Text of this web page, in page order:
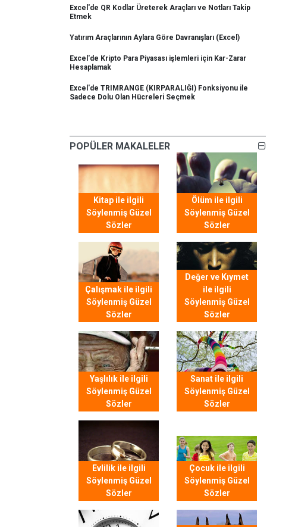
Excel'de QR Kodlar Üreterek Araçları ve Notları Takip
Etmek
Yatırım Araçlarının Aylara Göre Davranışları (Excel)
Excel'de Kripto Para Piyasası işlemleri için Kar-Zarar
Hesaplamak
Excel'de TRIMRANGE (KIRPARALIĞI) Fonksiyonu ile
Sadece Dolu Olan Hücreleri Seçmek
POPÜLER MAKALELER
Kitap ile ilgili
Söylenmiş Güzel
Sözler
Ölüm ile ilgili
Söylenmiş Güzel
Sözler
Çalışmak ile ilgili
Söylenmiş Güzel
Sözler
Değer ve Kıymet
ile ilgili
Söylenmiş Güzel
Sözler
Yaşlılık ile ilgili
Söylenmiş Güzel
Sözler
Sanat ile ilgili
Söylenmiş Güzel
Sözler
Evlilik ile ilgili
Söylenmiş Güzel
Sözler
Çocuk ile ilgili
Söylenmiş Güzel
Sözler